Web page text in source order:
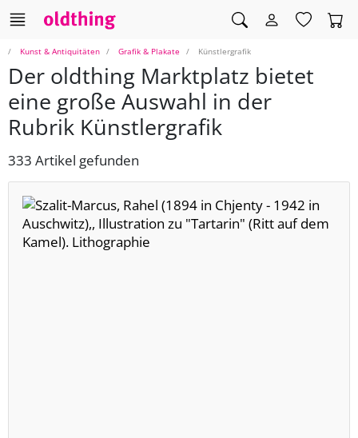
Kunst & Antiquitäten Grafik & Plakate Künstlergrafik
Der oldthing Marktplatz bietet
eine große Auswahl in der
Rubrik Künstlergrafik
333 Artikel gefunden